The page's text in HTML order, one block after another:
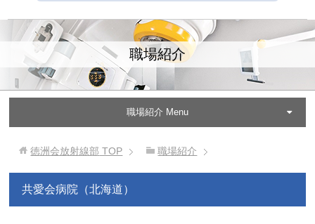
職場紹介
徳洲会放射線部 TOP 職場紹介
共愛会病院（北海道）
職場紹介 Menu